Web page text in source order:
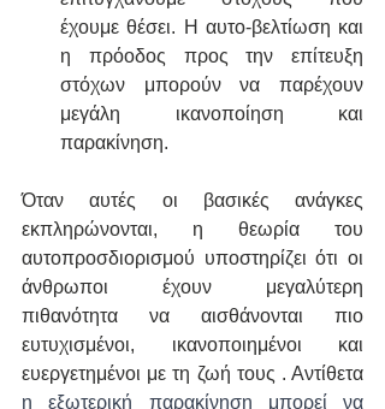
έχουμε θέσει. Η αυτο-βελτίωση και
η πρόοδος προς την επίτευξη
στόχων μπορούν να παρέχουν
μεγάλη ικανοποίηση και
παρακίνηση.
Όταν αυτές οι βασικές ανάγκες
εκπληρώνονται, η θεωρία του
αυτοπροσδιορισμού υποστηρίζει ότι οι
άνθρωποι έχουν μεγαλύτερη
πιθανότητα να αισθάνονται πιο
ευτυχισμένοι, ικανοποιημένοι και
η εξωτερική παρακίνηση μπορεί να